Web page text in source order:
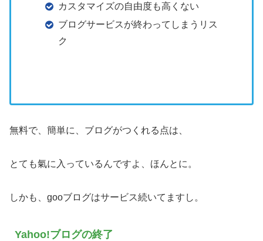
カスタマイズの自由度も高くない
ブログサービスが終わってしまうリス
ク
無料で、簡単に、ブログがつくれる点は、
とても氣に入っているんですよ、ほんとに。
しかも、gooブログはサービス続いてますし。
Yahoo!ブログの終了